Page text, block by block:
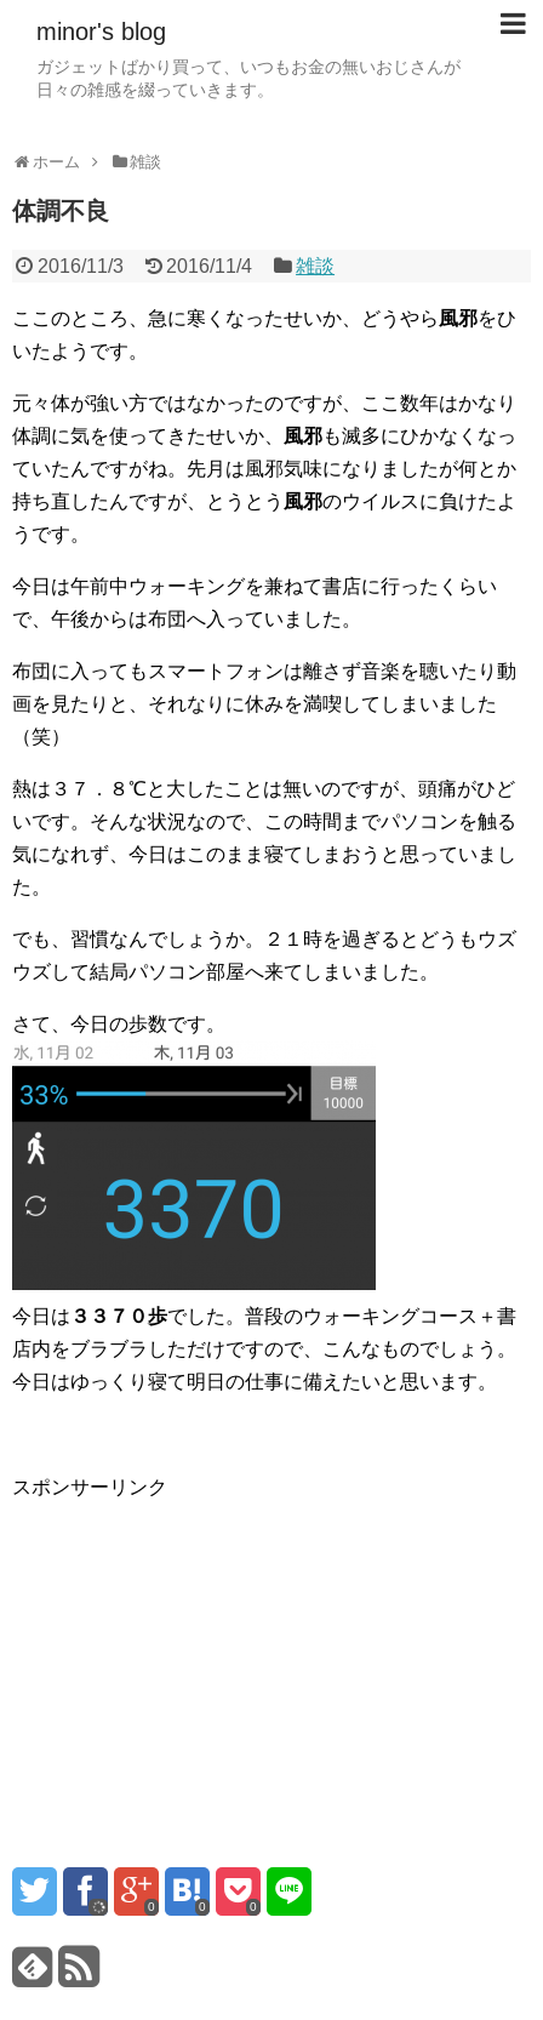
minor's blog
ガジェットばかり買って、いつもお金の無いおじさんが
日々の雑感を綴っていきます。
ホーム 雑談
体調不良
2016/11/3 2016/11/4 雑談
ここのところ、急に寒くなったせいか、どうやら風邪をひ
いたようです。
元々体が強い方ではなかったのですが、ここ数年はかなり
体調に気を使ってきたせいか、 風邪も滅多にひかなくなっ
ていたんですがね。先月は風邪気味になりましたが何とか
持ち直したんですが、とうとう 風邪のウイルスに負けたよ
うです。
今日は午前中ウォーキングを兼ねて書店に行ったくらい
で、午後からは布団へ入っていました。
布団に入ってもスマートフォンは離さず音楽を聴いたり動
画を見たりと、それなりに休みを満喫してしまいました
（笑）
熱は３７．８℃と大したことは無いのですが、頭痛がひど
いです。そんな状況なので、この時間までパソコンを触る
気になれず、今日はこのまま寝てしまおうと思っていまし
た。
でも、習慣なんでしょうか。２１時を過ぎるとどうもウズ
ウズして結局パソコン部屋へ来てしまいました。
さて、今日の歩数です。
今日は ３３７０歩でした。普段のウォーキングコース＋書
店内をブラブラしただけですので、こんなものでしょう。
今日はゆっくり寝て明日の仕事に備えたいと思います。
スポンサーリンク
0 0 0